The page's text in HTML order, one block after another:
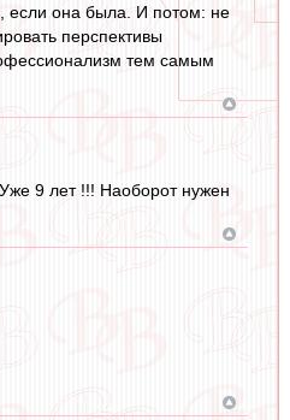
если она была. И потом: не
перспективы
тем самым
9 лет !!! Наоборот нужен